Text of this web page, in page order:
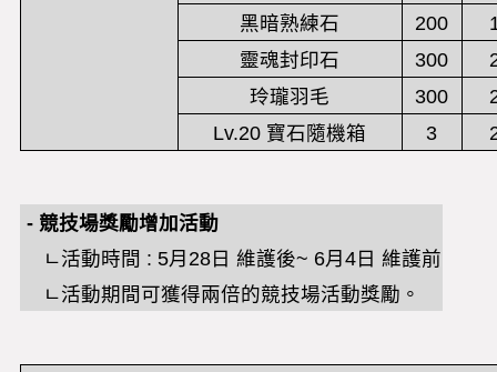
黑暗熟練石
200
靈魂封印石
300
玲瓏羽毛
300
Lv.20 寶石隨機箱
3
- 競技場獎勵增加活動
ㄴ活動時間 : 5月 28日 維護後~ 6月 4日 維護前
ㄴ活動期間可獲得兩倍的競技場活動獎勵。